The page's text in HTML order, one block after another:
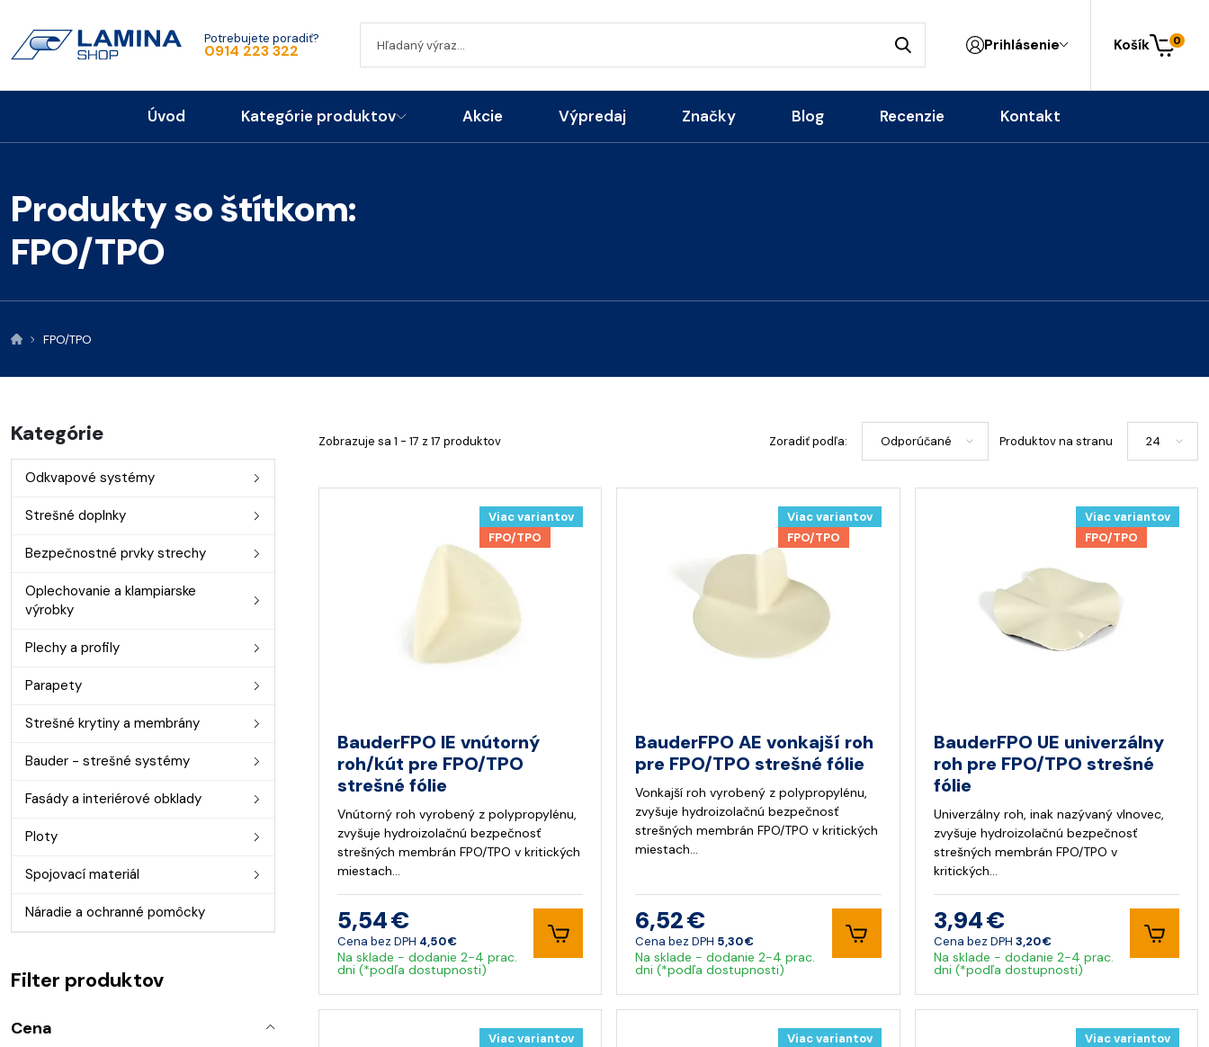
Potrebujete poradiť?
0914 223 322 Prihlásenie Košík 0
Úvod Kategórie produktov Akcie Výpredaj Značky Blog Recenzie Kontakt
Produkty so štítkom:
FPO/TPO
FPO/TPO
Kategórie
Odkvapové systémy
Strešné doplnky
Bezpečnostné prvky strechy
Oplechovanie a klampiarske
výrobky
Plechy a profily
Parapety
Strešné krytiny a membrány
Bauder - strešné systémy
Fasády a interiérové obklady
Ploty
Spojovací materiál
Náradie a ochranné pomôcky
Filter produktov
Cena
Zobrazuje sa 1 - 17 z 17 produktov Zoradiť podľa: Produktov na stranu
Viac variantov
FPO/TPO
BauderFPO IE vnútorný
roh/kút pre FPO/TPO
strešné fólie
Vnútorný roh vyrobený z polypropylénu,
zvyšuje hydroizolačnú bezpečnosť
strešných membrán FPO/TPO v kritických
miestach…
5,54 €
Cena bez DPH 4,50 €
Na sklade - dodanie 2-4 prac.
dni (*podľa dostupnosti)
Viac variantov
FPO/TPO
BauderFPO AE vonkajší roh
pre FPO/TPO strešné fólie
Vonkajší roh vyrobený z polypropylénu,
zvyšuje hydroizolačnú bezpečnosť
strešných membrán FPO/TPO v kritických
miestach…
6,52 €
Cena bez DPH 5,30 €
Na sklade - dodanie 2-4 prac.
dni (*podľa dostupnosti)
Viac variantov
FPO/TPO
BauderFPO UE univerzálny
roh pre FPO/TPO strešné
fólie
Univerzálny roh, inak nazývaný vlnovec,
zvyšuje hydroizolačnú bezpečnosť
strešných membrán FPO/TPO v
kritických…
3,94 €
Cena bez DPH 3,20 €
Na sklade - dodanie 2-4 prac.
dni (*podľa dostupnosti)
Viac variantov
Viac variantov
Viac variantov